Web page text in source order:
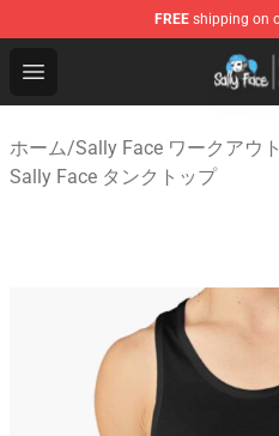
FREE shipping on
Open menu
Sally Face Store - Official
ホーム/Sally Face ワークアウ
Sally Face タンクトップ